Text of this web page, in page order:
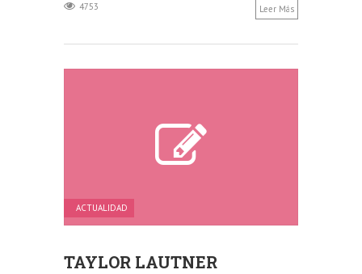
4753 Leer Más
ACTUALIDAD
TAYLOR LAUTNER